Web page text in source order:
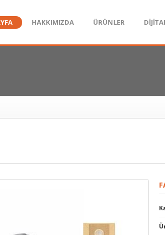
HAKKIMIZDA ÜRÜNLER